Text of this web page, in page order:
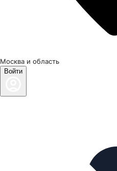
Москва и область
Войти